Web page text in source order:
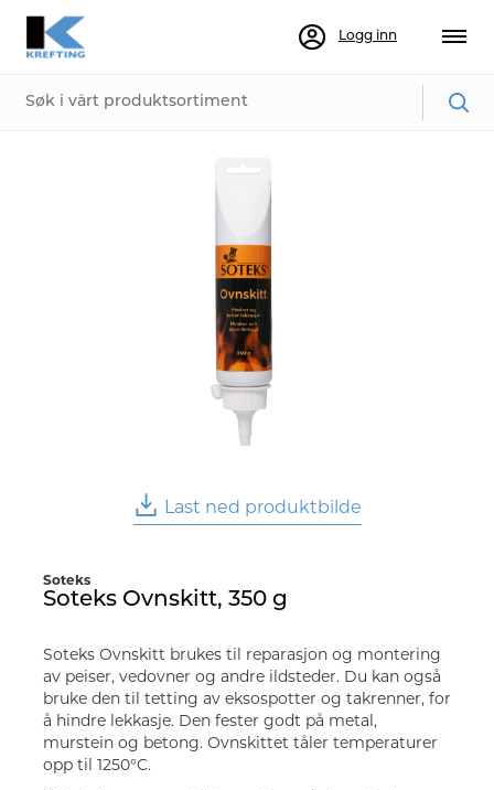
Logg inn
Last ned produktbilde
Soteks
Soteks Ovnskitt, 350 g
Soteks Ovnskitt brukes til reparasjon og montering
av peiser, vedovner og andre ildsteder. Du kan også
bruke den til tetting av eksospotter og takrenner, for
å hindre lekkasje. Den fester godt på metal,
murstein og betong. Ovnskittet tåler temperaturer
opp til 1250°C.